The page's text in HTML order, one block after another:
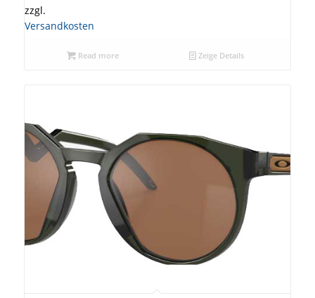
zzgl.
Versandkosten
Read more Zeige Details